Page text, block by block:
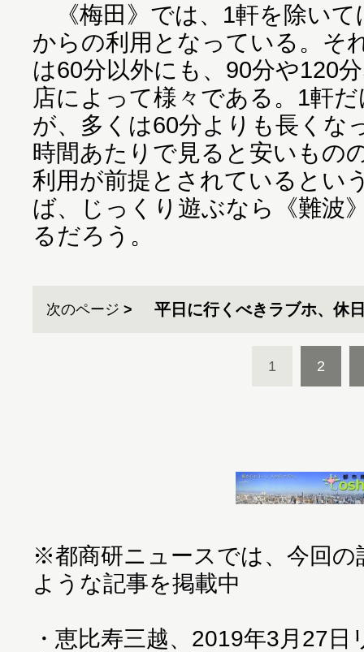
《梅田》では、1軒を除いて
からの利用となっている。そ
は60分以外にも、90分や120
店によって様々である。1軒
が、多くは60分よりも長くな
時間あたりで見ると安いもの
利用が前提とされているとい
ば、じっくり遊ぶなら《難波
るだろう。
次のページ 平日に行くべきラブホ、休
1 2
※都商研ニュースでは、今回の
ような記事を掲載中
・ 恵比寿三越、2019年3月27日